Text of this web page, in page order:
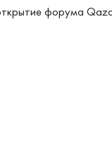
форума